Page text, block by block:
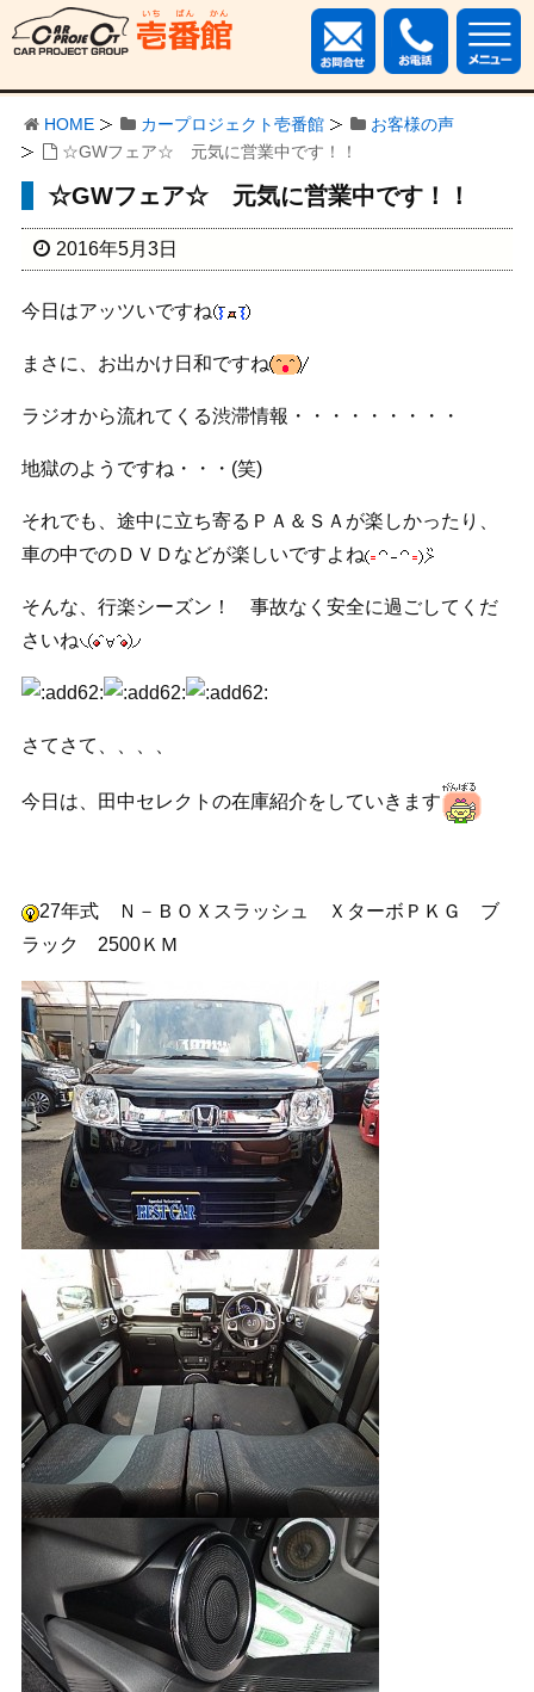
HOME カープロジェクト壱番館
お客様の声
☆GWフェア☆ 元気に営業中です！！
☆GWフェア☆ 元気に営業中です！！
2016年5月3日
今日はアッツいですね
まさに、お出かけ日和ですね
ラジオから流れてくる渋滞情報・・・・・・・・・
地獄のようですね・・・(笑)
それでも、途中に立ち寄るＰＡ＆ＳＡが楽しかったり、
車の中でのＤＶＤなどが楽しいですよね
そんな、行楽シーズン！ 事故なく安全に過ごしてくだ
さいね
さてさて、、、、
今日は、田中セレクトの在庫紹介をしていきます
27年式 Ｎ－ＢＯＸスラッシュ ＸターボＰＫＧ ブ
ラック 2500ＫＭ